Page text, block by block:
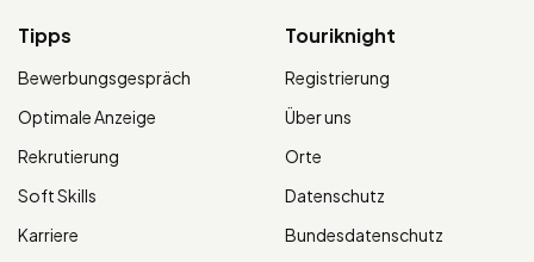
Tipps
Bewerbungsgespräch
Optimale Anzeige
Rekrutierung
Soft Skills
Karriere
Touriknight
Registrierung
Über uns
Orte
Datenschutz
Bundesdatenschutz